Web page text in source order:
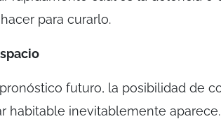
para curarlo.
futuro, la posibilidad de
habitable inevitablemente